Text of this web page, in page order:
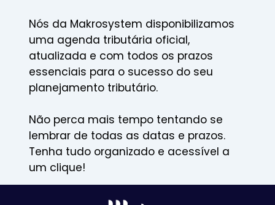
Nós da Makrosystem disponibilizamos
uma agenda tributária oficial,
atualizada e com todos os prazos
essenciais para o sucesso do seu
planejamento tributário.
Não perca mais tempo tentando se
lembrar de todas as datas e prazos.
Tenha tudo organizado e acessível a
um clique!